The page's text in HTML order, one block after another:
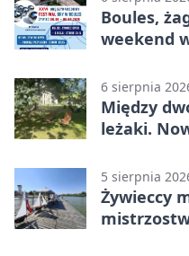
Boules,
weekend
6 sierpnia
Między
leżaki.
5 sierpnia
Żywieccy